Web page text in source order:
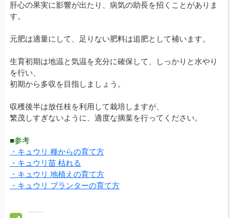
肝心の果実に影響が出たり、病気の助長を招くことがありま
す。
元肥は適量にして、足りない肥料は追肥として補います。
生育初期は地温と気温を充分に確保して、しっかりと水やり
を行い、
初期から多収を目指しましょう。
収穫後半は放任枝を利用して栽培しますが、
繁茂しすぎないように、適度な摘葉を行ってください。
■参考
・キュウリ 種からの育て方
・キュウリ苗 枯れる
・キュウリ 地植えの育て方
・キュウリ プランターの育て方